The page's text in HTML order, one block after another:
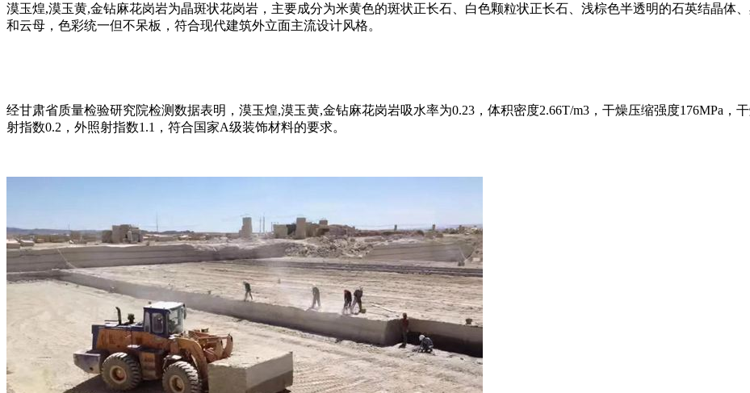
漠玉煌,漠玉黄,金钻麻花岗岩为晶斑状花岗岩，主要成分为米黄色的斑状正长石、白色颗粒状正长石、浅棕色半透明的石英结晶体
和云母，色彩统一但不呆板，符合现代建筑外立面主流设计风格。
经甘肃省质量检验研究院检测数据表明，漠玉煌,漠玉黄,金钻麻花岗岩吸水率为0.23，体积密度2.66T/m3，干燥压缩强度176MPa，
射指数0.2，外照射指数1.1，符合国家A级装饰材料的要求。